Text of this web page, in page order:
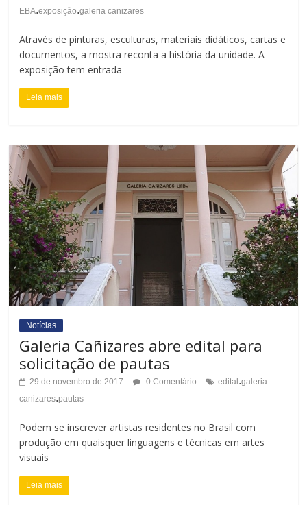
EBA.exposição.galeria canizares
Através de pinturas, esculturas, materiais didáticos, cartas e
documentos, a mostra reconta a história da unidade. A
exposição tem entrada
Leia mais
Notícias
Galeria Cañizares abre edital para
solicitação de pautas
29 de novembro de 2017 0 Comentário edital .galeria
canizares.pautas
Podem se inscrever artistas residentes no Brasil com
produção em quaisquer linguagens e técnicas em artes
visuais
Leia mais